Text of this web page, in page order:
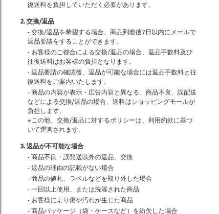
復送料を負担していただく必要があります。
2. 交換/返品
- 交換/返品を希望する場合、商品到着後7日以内にメールで
返品要請をすることができます。
- お客様のご都合による交換/返品の場合、返品手数料及び
往復送料はお客様の負担となります。
- 返品要請の確認後、返品が可能な場合には返品手数料と往
復送料をご案内いたします。
- 商品の内容が表示・広告内容と異なる、商品不良、誤配送
などによる交換/返品の場合、送料はショッピングモールが
負担します。
※この他、交換/返品に対するポリシーは、利用約款に基づ
いて運営されます。
3. 返品が不可能な場合
- 商品不良・誤発送以外の返品、交換
- 返品の理由の記載がない場合
- 商品の値札、ラベルなどを取り外した場合
- 一回以上使用、または洗濯された商品
- お客様により傷や汚れが生じた商品
- 商品パッケージ（袋・ケースなど）を紛失した場合